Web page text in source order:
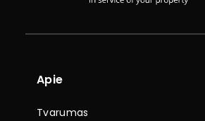
Apie
Tvarumas